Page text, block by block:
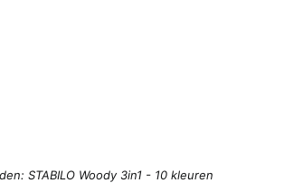
STABILO Woody 3in1 - 10 kleuren